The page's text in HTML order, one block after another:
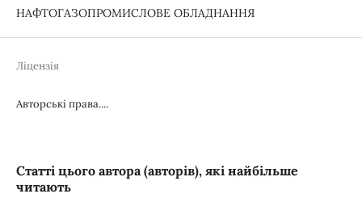
НАФТОГАЗОПРОМИСЛОВЕ ОБЛАДНАННЯ
Ліцензія
Авторські права....
Статті цього автора (авторів), які найбільше
читають